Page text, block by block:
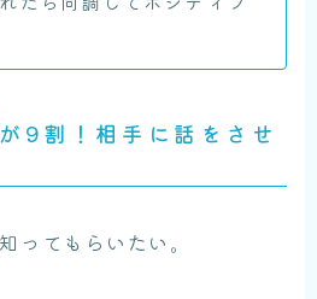
9割！相手に話をさせ
ってもらいたい。